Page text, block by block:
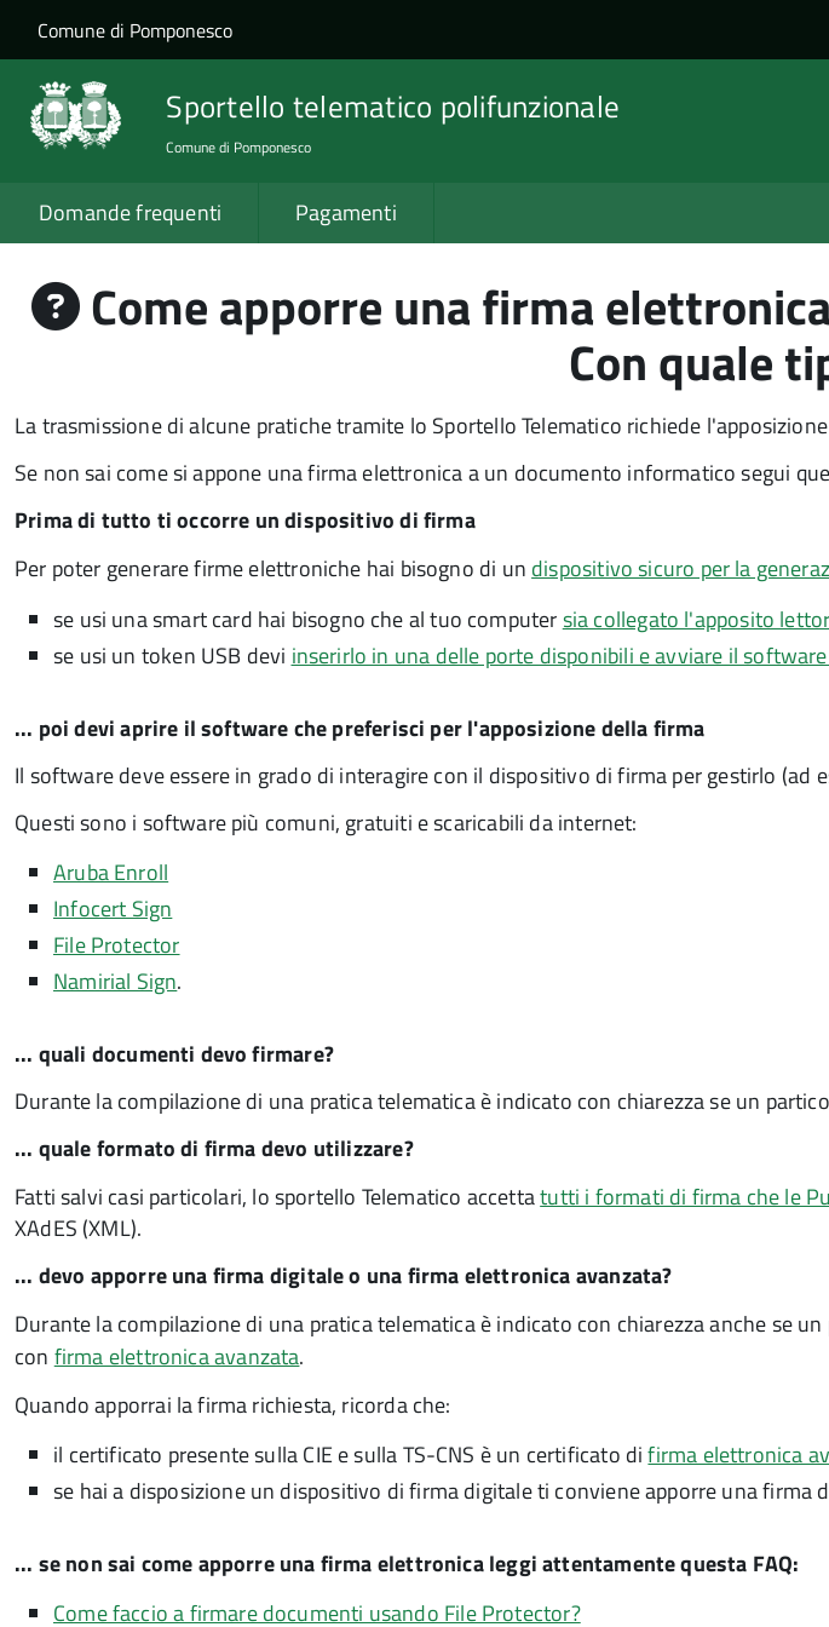
Salta al contenuto principale
Skip to site navigation
Comune di Pomponesco
Sportello telematico polifunzionale
Comune di Pomponesco
Domande frequenti Pagamenti
Come apporre una firma
Con quale
La trasmissione di alcune pratiche tramite lo Sportello Telematico richiede
Se non sai come si appone una firma elettronica a un documento informatico segui
Prima di tutto ti occorre un dispositivo di firma
Per poter generare firme elettroniche hai bisogno di un dispositivo sicuro per la
se usi una smart card hai bisogno che al tuo computersia collegato l'apposito
se usi un token USB devi inserirlo in una delle porte disponibili e avviare il
... poi devi aprire il software che preferisci per l'apposizione della firma
Il software deve essere in grado di interagire con il dispositivo di firma per gestirlo (ad
Questi sono i software più comuni, gratuiti e scaricabili da internet:
Aruba Enroll
Infocert Sign
File Protector
Namirial Sign.
... quali documenti devo firmare?
Durante la compilazione di una pratica telematica è indicato con chiarezza se un
... quale formato di firma devo utilizzare?
Fatti salvi casi particolari, lo sportello Telematico accettatutti i formati di firma che le
XAdES (XML).
... devo apporre una firma digitale o una firma elettronica avanzata?
Durante la compilazione di una pratica telematica è indicato con chiarezza anche se
con firma elettronica avanzata.
Quando apporrai la firma richiesta, ricorda che:
il certificato presente sulla CIE e sulla TS-CNS è un certificato difirma elettronica
se hai a disposizione un dispositivo di firma digitale ti conviene apporre una firma
... se non sai come apporre una firma elettronica leggi attentamente questa FAQ:
Come faccio a firmare documenti usando File Protector?